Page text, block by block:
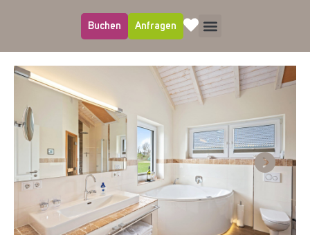
Buchen Anfragen
Next